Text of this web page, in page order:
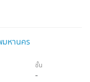
มหานคร
ชั้น
-